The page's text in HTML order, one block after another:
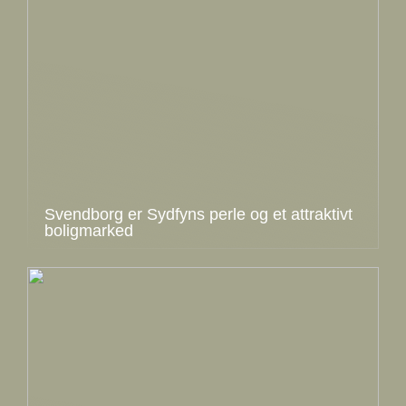
Svendborg er Sydfyns perle og et attraktivt
boligmarked